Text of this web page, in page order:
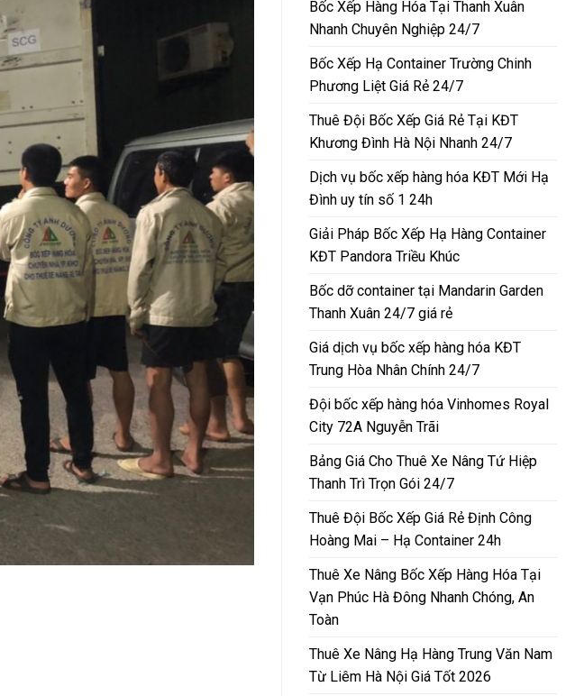
Bốc Xếp Hàng Hóa Tại Thanh Xuân
Nhanh Chuyên Nghiệp 24/7
Bốc Xếp Hạ Container Trường Chinh
Phương Liệt Giá Rẻ 24/7
Thuê Đội Bốc Xếp Giá Rẻ Tại KĐT
Khương Đình Hà Nội Nhanh 24/7
Dịch vụ bốc xếp hàng hóa KĐT Mới Hạ
Đình uy tín số 1 24h
Giải Pháp Bốc Xếp Hạ Hàng Container
KĐT Pandora Triều Khúc
Bốc dỡ container tại Mandarin Garden
Thanh Xuân 24/7 giá rẻ
Giá dịch vụ bốc xếp hàng hóa KĐT
Trung Hòa Nhân Chính 24/7
Đội bốc xếp hàng hóa Vinhomes Royal
City 72A Nguyễn Trãi
Bảng Giá Cho Thuê Xe Nâng Tứ Hiệp
Thanh Trì Trọn Gói 24/7
Thuê Đội Bốc Xếp Giá Rẻ Định Công
Hoàng Mai – Hạ Container 24h
Thuê Xe Nâng Bốc Xếp Hàng Hóa Tại
Vạn Phúc Hà Đông Nhanh Chóng, An
Toàn
Thuê Xe Nâng Hạ Hàng Trung Văn Nam
Từ Liêm Hà Nội Giá Tốt 2026